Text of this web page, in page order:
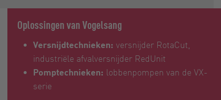
Oplossingen van Vogelsang
Versnijdtechnieken: versnijder RotaCut,
industriële afvalversnijder RedUnit
Pomptechnieken: lobbenpompen van de VX-
serie